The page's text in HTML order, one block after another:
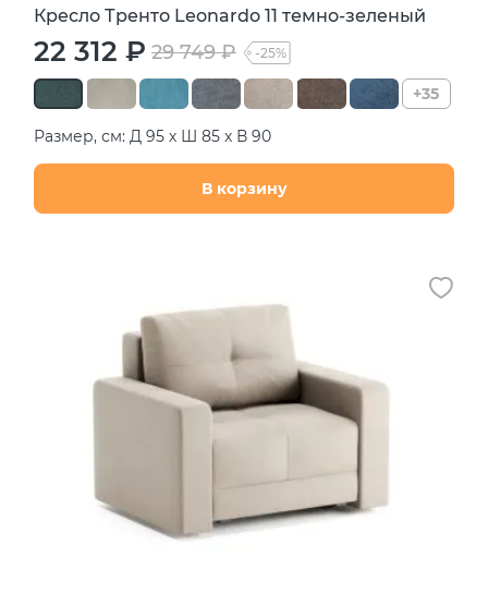
Кресло Тренто Leonardo 11 темно-зеленый
22 312 ₽ 29 749 ₽ -25%
+35
Размер, см: Д 95 х Ш 85 х В 90
В корзину